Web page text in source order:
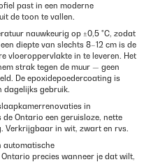
past in een moderne
de toon te vallen.
nauwkeurig op ±0,5 °C, zodat
diepte van slechts 8–12 cm is de
vloeroppervlakte in te leveren. Het
strak tegen de muur — geen
De epoxidepoedercoating is
dagelijks gebruik.
in
Ontario een geruisloze, nette
Verkrijgbaar in wit, zwart en rvs.
automatische
precies wanneer je dat wilt,